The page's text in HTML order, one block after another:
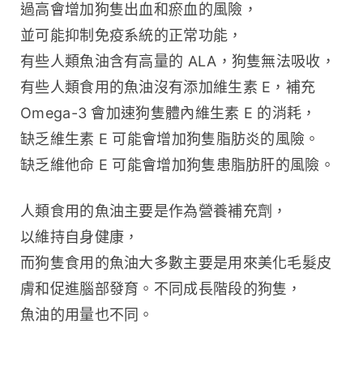
過高會增加狗隻出血和瘀血的風險，
並可能抑制免疫系統的正常功能，
有些人類魚油含有高量的 ALA，狗隻無法吸收，
有些人類食用的魚油沒有添加維生素 E，補充
Omega-3 會加速狗隻體內維生素 E 的消耗，
缺乏維生素 E 可能會增加狗隻脂肪炎的風險。
缺乏維他命 E 可能會增加狗隻患脂肪肝的風險。
人類食用的魚油主要是作為營養補充劑，
以維持自身健康，
而狗隻食用的魚油大多數主要是用來美化毛髮皮
膚和促進腦部發育。不同成長階段的狗隻，
魚油的用量也不同。